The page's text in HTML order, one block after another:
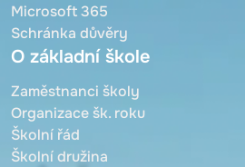
Microsoft 365
Schránka důvěry
O základní škole
Zaměstnanci školy
Organizace šk. roku
Školní řád
Školní družina